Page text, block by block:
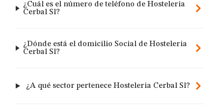
¿Cuál es el número de teléfono de Hosteleria
Cerbal Sl?
¿Dónde está el domicilio Social de Hosteleria
Cerbal Sl?
¿A qué sector pertenece Hosteleria Cerbal Sl?